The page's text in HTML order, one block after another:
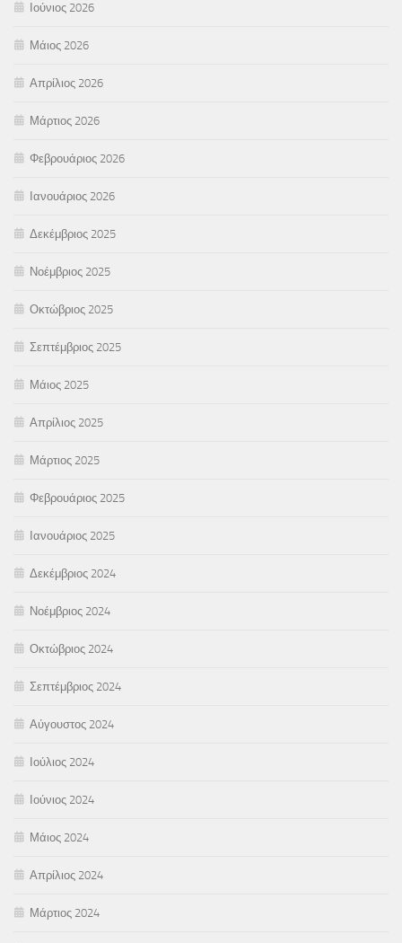
Ιούνιος 2026
Μάιος 2026
Απρίλιος 2026
Μάρτιος 2026
Φεβρουάριος 2026
Ιανουάριος 2026
Δεκέμβριος 2025
Νοέμβριος 2025
Οκτώβριος 2025
Σεπτέμβριος 2025
Μάιος 2025
Απρίλιος 2025
Μάρτιος 2025
Φεβρουάριος 2025
Ιανουάριος 2025
Δεκέμβριος 2024
Νοέμβριος 2024
Οκτώβριος 2024
Σεπτέμβριος 2024
Αύγουστος 2024
Ιούλιος 2024
Ιούνιος 2024
Μάιος 2024
Απρίλιος 2024
Μάρτιος 2024